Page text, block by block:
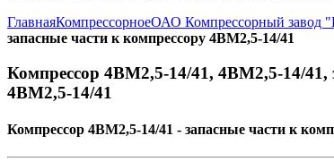
ГлавнаяКомпрессорноеОАО Компрессорный завод
запасные части к компрессору 4ВМ2,5-14/41
Компрессор 4ВМ2,5-14/41, 4ВМ2,5-14/41,
4ВМ2,5-14/41
Компрессор 4ВМ2,5-14/41 - запасные части к